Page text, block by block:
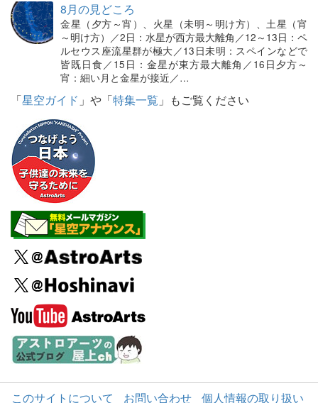
8月の見どころ
金星（夕方～宵）、火星（未明～明け方）、土星（宵
～明け方）／2日：水星が西方最大離角／12～13日：ペ
ルセウス座流星群が極大／13日未明：スペインなどで
皆既日食／15日：金星が東方最大離角／16日夕方～
宵：細い月と金星が接近／…
「星空ガイド 」や「特集一覧 」もご覧ください
このサイトについて お問い合わせ 個人情報の取り扱い